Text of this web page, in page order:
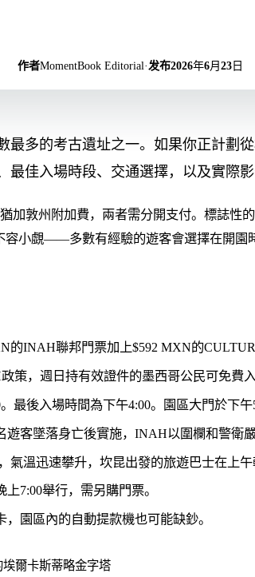
作者MomentBook Editorial·发布2026年6月23日
最多的考古遺址之一。如果你正計劃
佳入場時段、交通選擇，以及實際
加敦州附加費，兩者需分開支付。標誌性
小覷——多數有經驗的遊客會選擇在開園
的INAH聯邦門票加上$592 MXN的
策，週日持有效證件的墨西哥公民可免費入
最後入場時間為下午4:00。園區大門於下午
客墜落身亡後實施，INAH以圍欄和警衛
氣溫迅速攀升，坎昆出發的旅遊巴士在上午
7:00舉行，需另購門票。
園區內的自動提款機也可能缺鈔。